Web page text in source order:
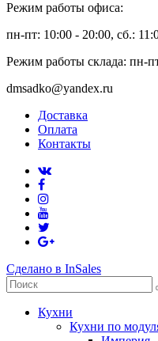
Режим работы офиса:
пн-пт: 10:00 - 20:00, сб.:
Режим работы склада: пн-
dmsadko@yandex.ru
Доставка
Оплата
Контакты
Сделано в InSales
Кухни
Кухни по